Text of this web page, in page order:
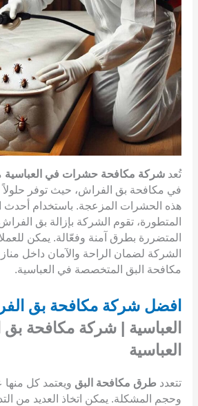
تُعد شركة مكافحة حشرات في العباسية
في مكافحة بق الفراش، حيث توفر حلولاً
هذه الحشرات المزعجة. باستخدام أحدث
المتطورة، تقوم الشركة بإزالة بق
المتضررة بطرق آمنة وفعّالة. يمكن
الشركة لضمان الراحة والآمان داخل
مكافحة البق المتخصصة في العباسية.
افضل شركة مكافحة بق
العباسية | شركة مكافحة
العباسية
تتعدد طرق مكافحة البق ويعتمد كل
وحجم المشكلة. يمكن اتخاذ العديد من